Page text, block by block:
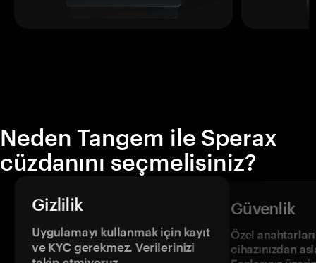
Neden Tangem ile Sperax
cüzdanını seçmelisiniz?
Gizlilik
Uygulamayı kullanmak için kayıt
ve KYC gerekmez. Verilerinizi
Güvenlik
Özel
cihazınızdan